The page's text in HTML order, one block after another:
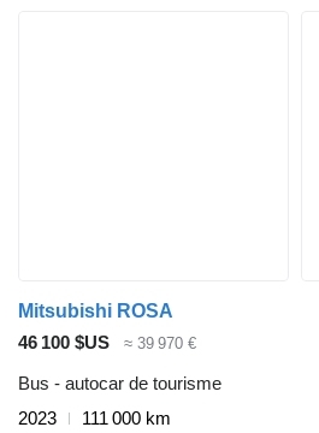
Mitsubishi ROSA
46 100 $US
≈ 39 970 €
Bus - autocar de tourisme
2023
111 000 km